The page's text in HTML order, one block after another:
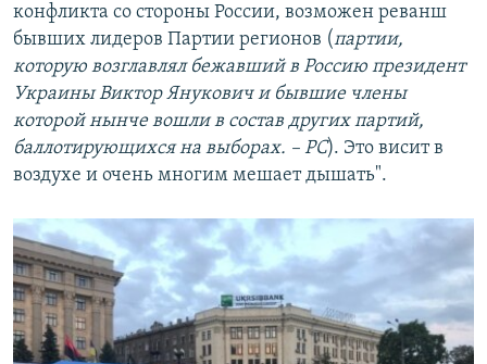
конфликта со стороны России, возможен реванш
бывших лидеров Партии регионов (партии,
которую возглавлял бежавший в Россию президент
Украины Виктор Янукович и бывшие члены
которой нынче вошли в состав других партий,
баллотирующихся на выборах. – РС). Это висит в
воздухе и очень многим мешает дышать".